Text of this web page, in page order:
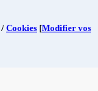
/ Cookies [Modifier vos